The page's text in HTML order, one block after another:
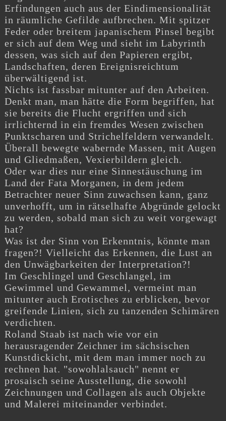
Erfindungen auch aus der Eindimensionalität
in räumliche Gefilde aufbrechen. Mit spitzer
Feder oder breitem japanischem Pinsel begibt
er sich auf dem Weg und sieht im Labyrinth
dessen, was sich auf den Papieren ergibt,
Landschaften, deren Ereignisreichtum
überwältigend ist.
Nichts ist fassbar mitunter auf den Arbeiten.
Denkt man, man hätte die Form begriffen, hat
sie bereits die Flucht ergriffen und sich
irrlichternd in ein fremdes Wesen zwischen
Punktscharen und Strichelfeldern verwandelt.
Überall bewegte wabernde Massen, mit Augen
und Gliedmaßen, Vexierbildern gleich.
Oder war dies nur eine Sinnestäuschung im
Land der Fata Morganen, in dem jedem
Betrachter neuer Sinn zuwachsen kann, ganz
unverhofft, um in rätselhafte Abgründe gelockt
zu werden, sobald man sich zu weit vorgewagt
hat?
Was ist der Sinn von Erkenntnis, könnte man
fragen?! Vielleicht das Erkennen, die Lust an
den Unwägbarkeiten der Interpretation?!
Im Geschlingel und Geschlangel, im
Gewimmel und Gewammel, vermeint man
mitunter auch Erotisches zu erblicken, bevor
greifende Linien, sich zu tanzenden Schimären
verdichten.
Roland Staab ist nach wie vor ein
herausragender Zeichner im sächsischen
Kunstdickicht, mit dem man immer noch zu
rechnen hat. "sowohlalsauch" nennt er
prosaisch seine Ausstellung, die sowohl
Zeichnungen und Collagen als auch Objekte
und Malerei miteinander verbindet.